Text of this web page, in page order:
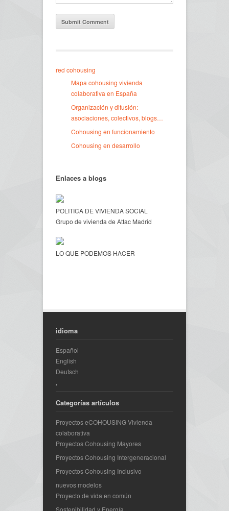
red cohousing
Mapa cohousing vivienda
colaborativa en España
Organización y difusión:
asociaciones, colectivos, blogs…
Cohousing en funcionamiento
Cohousing en desarrollo
Enlaces a blogs
POLITICA DE VIVIENDA SOCIAL
Grupo de vivienda de Attac Madrid
LO QUE PODEMOS HACER
idioma
Español
English
Deutsch
.
Categorías artículos
Proyectos eCOHOUSING Vivienda
colaborativa
Proyectos Cohousing Mayores
Proyectos Cohousing Intergeneracional
Proyectos Cohousing Inclusivo
nuevos modelos
Proyecto de vida en común
Sostenibilidad y Energía